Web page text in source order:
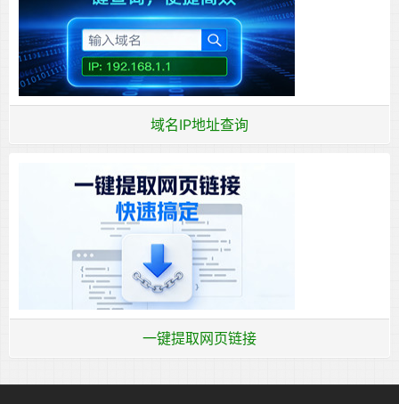
域名IP地址查询
一键提取网页链接